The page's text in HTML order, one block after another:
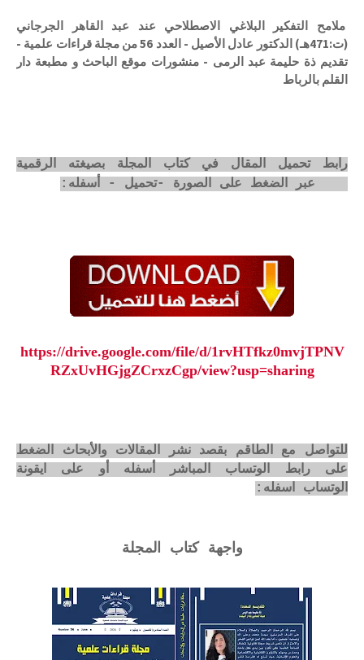
ملامح التفكير البلاغي الاصطلاحي عند عبد القاهر الجرجاني
(ت:471هـ) الدكتور عادل الأصيل - العدد 56 من مجلة قراءات علمية -
تقديم ذة حليمة عبد الرمى - منشورات موقع الباحث و مطبعة دار
القلم بالرباط
رابط تحميل المقال في كتاب المجلة بصيغته الرقمية
https://drive.google.com/file/d/1rvHTfkz0mvjTPNV
RZxUvHGjgZCrxzCgp/view?usp=sharing
للتواصل مع الطاقم بقصد نشر المقالات والأبحاث الضغط
على رابط الوتساب المباشر أسفله أو على ايقونة
الوتساب اسفله:
واجهة كتاب المجلة